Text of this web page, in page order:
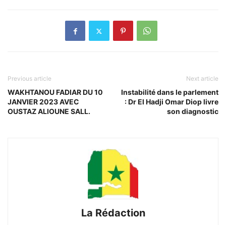
Previous article
WAKHTANOU FADIAR DU 10
JANVIER 2023 AVEC
OUSTAZ ALIOUNE SALL.
Next article
Instabilité dans le parlement
: Dr El Hadji Omar Diop livre
son diagnostic
La Rédaction